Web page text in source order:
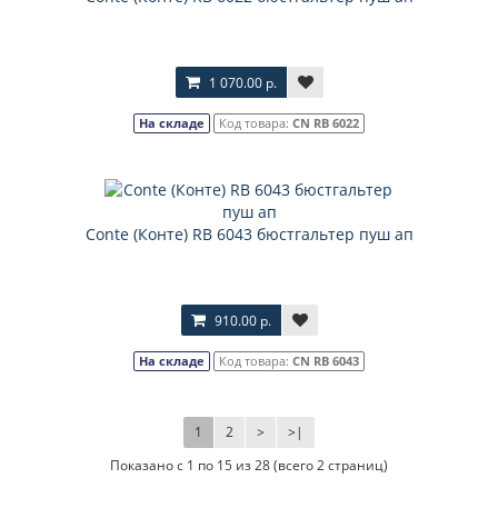
1 070.00 р.
На складе Код товара: CN RB 6022
Соnte (Конте) RB 6043 бюстгальтер пуш ап
910.00 р.
На складе Код товара: CN RB 6043
1 2 > >|
Показано с 1 по 15 из 28 (всего 2 страниц)